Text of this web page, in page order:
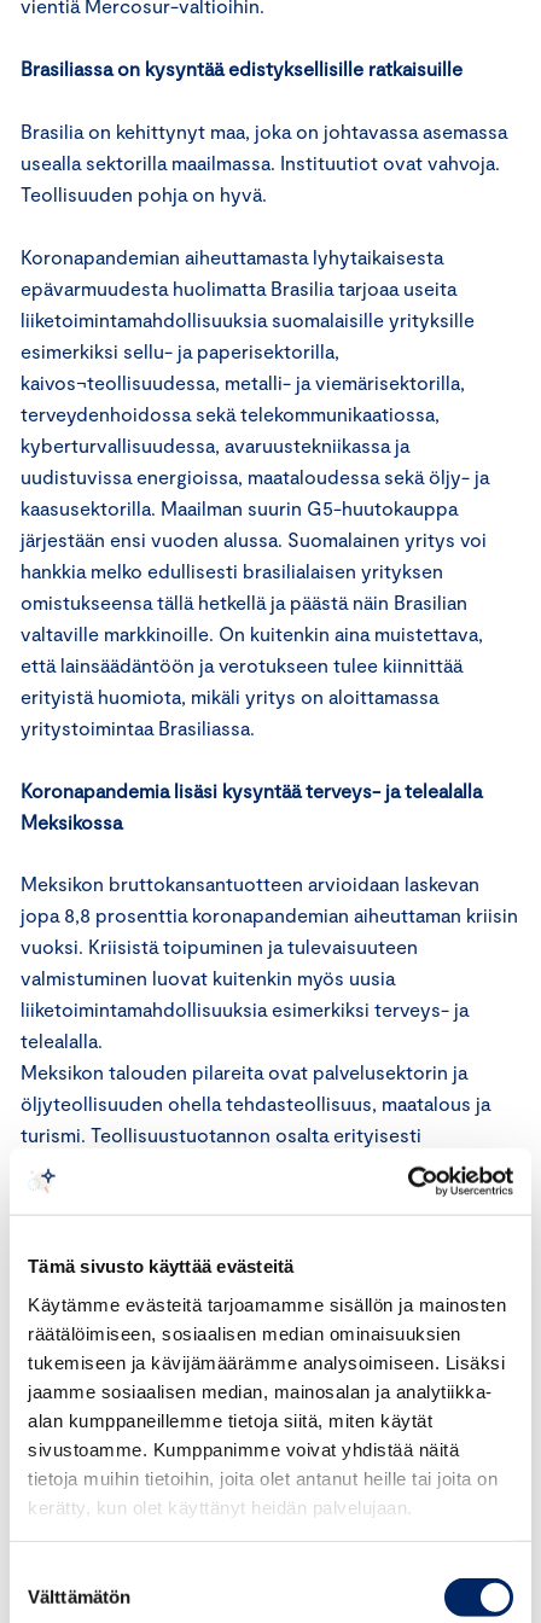
Tämä sivusto käyttää evästeitä
Käytämme evästeitä tarjoamamme sisällön ja mainosten
räätälöimiseen, sosiaalisen median ominaisuuksien
tukemiseen ja kävijämäärämme analysoimiseen. Lisäksi
jaamme sosiaalisen median, mainosalan ja analytiikka-
alan kumppaneillemme tietoja siitä, miten käytät
sivustoamme. Kumppanimme voivat yhdistää näitä
tietoja muihin tietoihin, joita olet antanut heille tai joita on
kerätty, kun olet käyttänyt heidän palvelujaan.
valinta
Välttämätön
vientiä Mercosur-valtioihin.
Brasiliassa on kysyntää edistyksellisille ratkaisuille
Brasilia on kehittynyt maa, joka on johtavassa asemassa
usealla sektorilla maailmassa. Instituutiot ovat vahvoja.
Teollisuuden pohja on hyvä.
Koronapandemian aiheuttamasta lyhytaikaisesta
epävarmuudesta huolimatta Brasilia tarjoaa useita
liiketoimintamahdollisuuksia suomalaisille yrityksille
esimerkiksi sellu- ja paperisektorilla,
kaivos¬teollisuudessa, metalli- ja viemärisektorilla,
terveydenhoidossa sekä telekommunikaatiossa,
kyberturvallisuudessa, avaruustekniikassa ja
uudistuvissa energioissa, maataloudessa sekä öljy- ja
kaasusektorilla. Maailman suurin G5-huutokauppa
järjestään ensi vuoden alussa. Suomalainen yritys voi
hankkia melko edullisesti brasilialaisen yrityksen
omistukseensa tällä hetkellä ja päästä näin Brasilian
valtaville markkinoille. On kuitenkin aina muistettava,
että lainsäädäntöön ja verotukseen tulee kiinnittää
erityistä huomiota, mikäli yritys on aloittamassa
yritystoimintaa Brasiliassa.
Koronapandemia lisäsi kysyntää terveys- ja telealalla
Meksikossa
Meksikon bruttokansantuotteen arvioidaan laskevan
jopa 8,8 prosenttia koronapandemian aiheuttaman kriisin
vuoksi. Kriisistä toipuminen ja tulevaisuuteen
valmistuminen luovat kuitenkin myös uusia
liiketoimintamahdollisuuksia esimerkiksi terveys- ja
telealalla.
Meksikon talouden pilareita ovat palvelusektorin ja
öljyteollisuuden ohella tehdasteollisuus, maatalous ja
turismi. Teollisuustuotannon osalta erityisesti
autoteollisuus on Meksikossa kasvanut voimakkaasti.
kaupankäyntiä
Yhdysvaltojen, Meksikon ja Kanadan NAFTA-sopimuksen
päivityksen, USMCA:n, on määrä astua viimein voimaan
1.7.2020. Neuvottelut EU-Meksiko -globaalisopimuksen
uudistamisesta on saatu loppuun, ja sopimuksen
allekirjoituksen arvioidaan tapahtuvan 2021
alkupuoliskolla.
Molemmat sopimukset helpottavat kaupankäyntiä. EU-
Meksiko sopimus poistaa tullimaksut ja helpottaa
tullimenettelyjä, ja osapuolten välinen sijoitussuoja
parantuu. Toimitusketjujen sujuvuuden varmistaminen on